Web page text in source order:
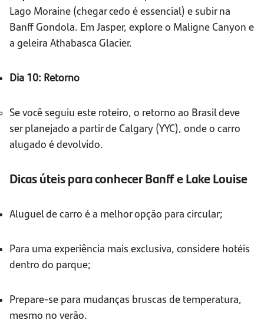
Lago Moraine (chegar cedo é essencial) e subir na
Banff Gondola. Em Jasper, explore o Maligne Canyon e
a geleira Athabasca Glacier.
Dia 10: Retorno
Se você seguiu este roteiro, o retorno ao Brasil deve
ser planejado a partir de Calgary (YYC), onde o carro
alugado é devolvido.
Dicas úteis para conhecer Banff e Lake Louise
Aluguel de carro é a melhor opção para circular;
Para uma experiência mais exclusiva, considere hotéis
dentro do parque;
Prepare-se para mudanças bruscas de temperatura,
mesmo no verão.